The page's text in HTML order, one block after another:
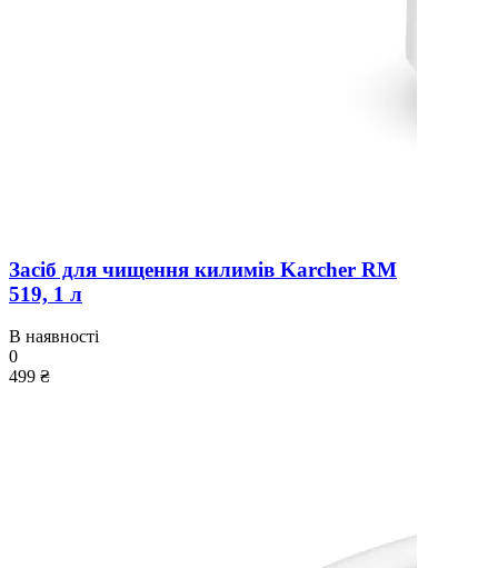
Засіб для чищення килимів Karcher RM
519, 1 л
В наявності
0
499 ₴